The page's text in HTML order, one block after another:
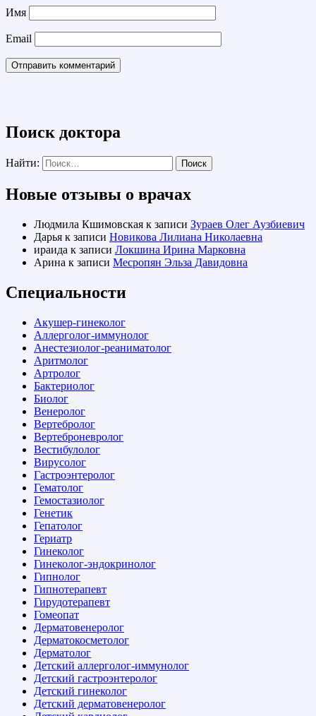
Имя
Email
Поиск доктора
Найти:
Новые отзывы о врачах
Людмила Кшимовская к записи Зураев Олег Аузбиевич
Дарья к записи Новикова Лилиана Николаевна
ираида к записи Локшина Ирина Марковна
Арина к записи Месропян Эльза Давидовна
Специальности
Акушер-гинеколог
Аллерголог-иммунолог
Анестезиолог-реаниматолог
Аритмолог
Артролог
Бактериолог
Биолог
Венеролог
Вертебролог
Вертеброневролог
Вестибулолог
Вирусолог
Гастроэнтеролог
Гематолог
Гемостазиолог
Генетик
Гепатолог
Гериатр
Гинеколог
Гинеколог-эндокринолог
Гипнолог
Гипнотерапевт
Гирудотерапевт
Гомеопат
Дерматовенеролог
Дерматокосметолог
Дерматолог
Детский аллерголог-иммунолог
Детский гастроэнтеролог
Детский гинеколог
Детский дерматовенеролог